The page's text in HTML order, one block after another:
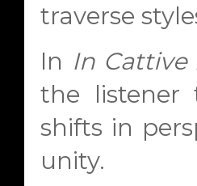
traverse
In In Cattive
the listener
shifts in
unity.